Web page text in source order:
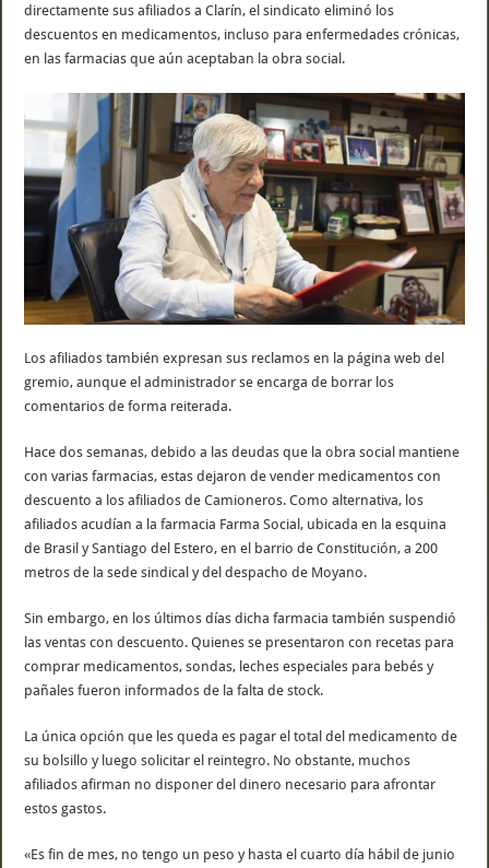
directamente sus afiliados a Clarín, el sindicato eliminó los
descuentos en medicamentos, incluso para enfermedades crónicas,
en las farmacias que aún aceptaban la obra social.
Los afiliados también expresan sus reclamos en la página web del
gremio, aunque el administrador se encarga de borrar los
comentarios de forma reiterada.
Hace dos semanas, debido a las deudas que la obra social mantiene
con varias farmacias, estas dejaron de vender medicamentos con
descuento a los afiliados de Camioneros. Como alternativa, los
afiliados acudían a la farmacia Farma Social, ubicada en la esquina
de Brasil y Santiago del Estero, en el barrio de Constitución, a 200
metros de la sede sindical y del despacho de Moyano.
Sin embargo, en los últimos días dicha farmacia también suspendió
las ventas con descuento. Quienes se presentaron con recetas para
comprar medicamentos, sondas, leches especiales para bebés y
pañales fueron informados de la falta de stock.
La única opción que les queda es pagar el total del medicamento de
su bolsillo y luego solicitar el reintegro. No obstante, muchos
afiliados afirman no disponer del dinero necesario para afrontar
estos gastos.
«Es fin de mes, no tengo un peso y hasta el cuarto día hábil de junio